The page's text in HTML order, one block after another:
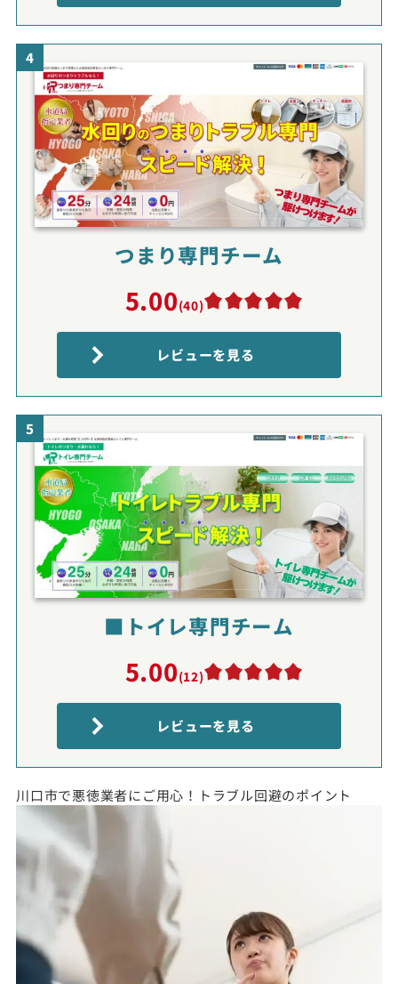
4
つまり専門チーム
5.00(40)
レビューを見る
5
■トイレ専門チーム
5.00(12)
レビューを見る
川口市で悪徳業者にご用心！トラブル回避のポイント